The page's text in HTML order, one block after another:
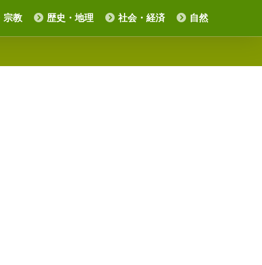
宗教 歴史・地理 社会・経済 自然